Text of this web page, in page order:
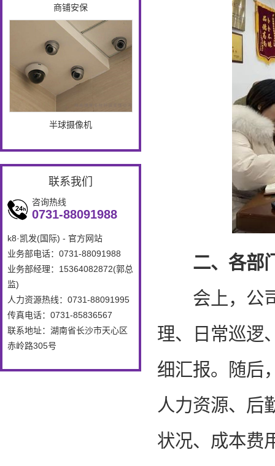
商铺安保
半球摄像机
联系我们
咨询热线
0731-88091988
k8·凯发(国际) - 官方网站
业务部电话：0731-88091988
业务部经理：15364082872(郭总
监)
人力资源热线：0731-88091995
传真电话：0731-85836567
联系地址：湖南省长沙市天心区
赤岭路305号
二、各部
会上，公司
理、日常巡逻
细汇报。随后
人力资源、后
状况、成本费